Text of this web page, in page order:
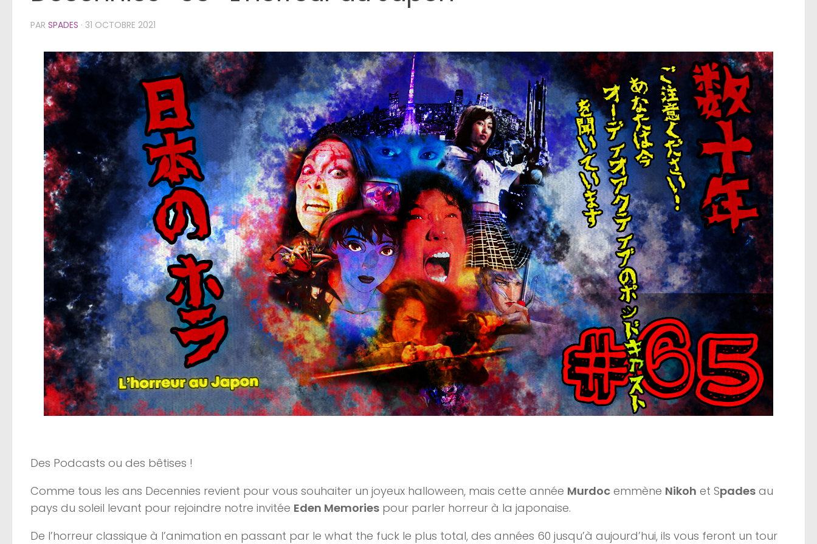
PAR SPADES · 31 OCTOBRE 2021
Des Podcasts ou des bêtises !
Comme tous les ans Decennies revient pour vous souhaiter un joyeux halloween, mais cette année Murdoc emmène Nikoh et Spades au
pays du soleil levant pour rejoindre notre invitée Eden Memories pour parler horreur à la japonaise.
De l’horreur classique à l’animation en passant par le what the fuck le plus total, des années 60 jusqu’à aujourd’hui, ils vous feront un tour